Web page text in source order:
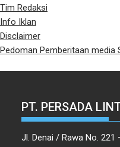
Tim Redaksi
Info Iklan
Disclaimer
Pedoman Pemberitaan media
PT. PERSADA
Jl. Denai / Rawa No. 221